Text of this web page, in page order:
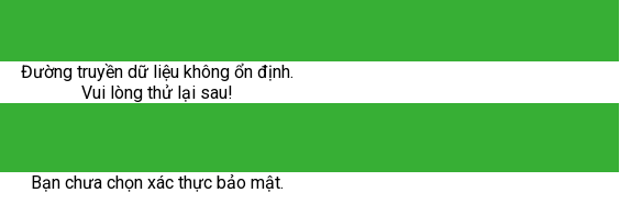
Đường truyền dữ liệu không ổn định.
Vui lòng thử lại sau!
Bạn chưa chọn xác thực bảo mật.